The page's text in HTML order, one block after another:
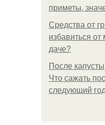
приметы,
Средства от
избавиться
даче?
После
Что сажать
следующий год